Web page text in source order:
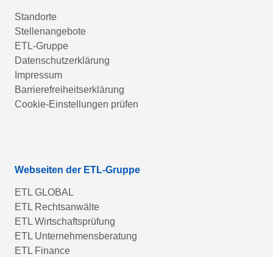
Standorte
Stellenangebote
ETL-Gruppe
Datenschutzerklärung
Impressum
Barrierefreiheitserklärung
Cookie-Einstellungen prüfen
Webseiten der ETL-Gruppe
ETL GLOBAL
ETL Rechtsanwälte
ETL Wirtschaftsprüfung
ETL Unternehmensberatung
ETL Finance